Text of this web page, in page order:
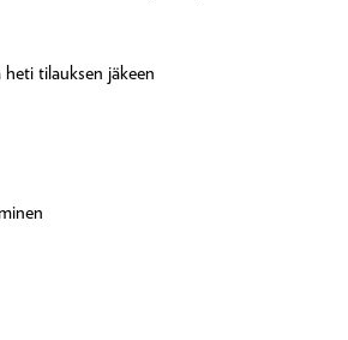
tilauksen jäkeen